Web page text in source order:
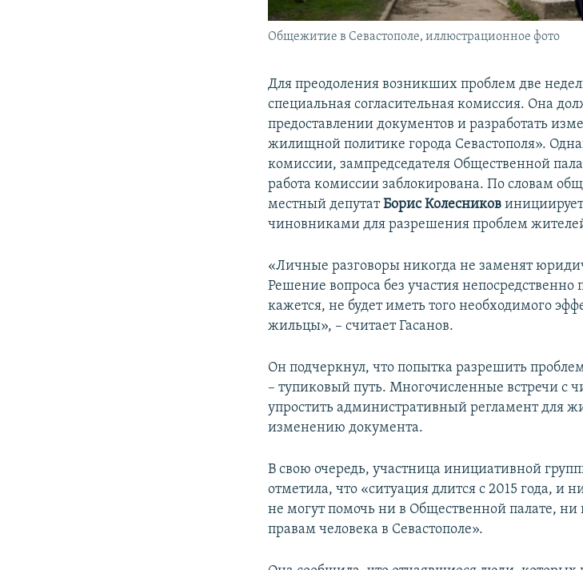
Общежитие в Севастополе, иллюстрационное фото
​Для преодоления возникших проблем две
специальная согласительная комиссия. Она
предоставлении документов и разработать
жилищной политике города Севастополя».
комиссии, зампредседателя Общественной
работа комиссии заблокирована. По словам
местный депутатБорис Колесников
чиновниками для разрешения проблем
«Личные разговоры никогда не заменят
Решение вопроса без участия
кажется, не будет иметь того необходимого
жильцы», – считает Гасанов.
Он подчеркнул, что попытка разрешить
– тупиковый путь. Многочисленные встречи с
упростить административный регламент для
изменению документа.
В свою очередь, участница инициативной
отметила, что «ситуация длится с 2015 года,
не могут помочь ни в Общественной палате,
правам человека в Севастополе».